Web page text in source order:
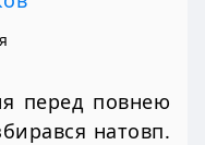
перед повнею
натовп.